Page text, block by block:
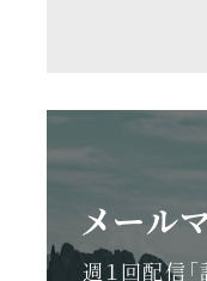
メール
週１回配信「